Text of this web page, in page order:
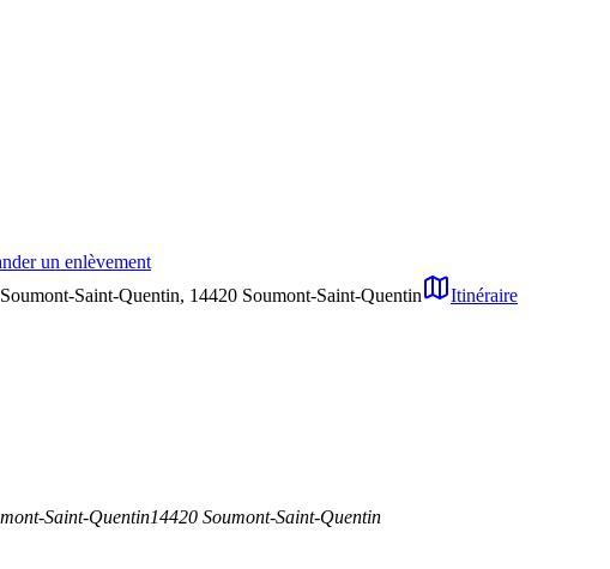
un enlèvement
Saint-Quentin, 14420 Soumont-Saint-Quentin Itinéraire
Saint-Quentin14420 Soumont-Saint-Quentin